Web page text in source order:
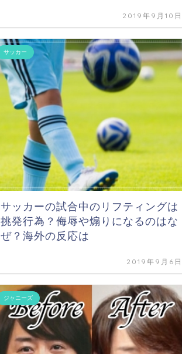
2019年9月10日
サッカー
サッカーの試合中のリフティングは
挑発行為？侮辱や煽りになるのはな
ぜ？海外の反応は
2019年9月6日
ジャニーズ